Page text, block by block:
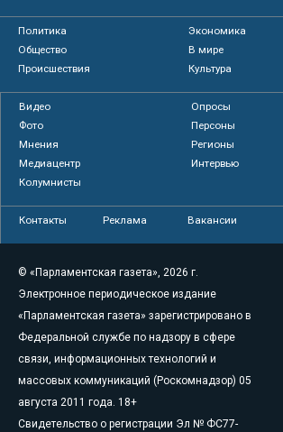
Политика
Экономика
Общество
В мире
Происшествия
Культура
Видео
Опросы
Фото
Персоны
Мнения
Регионы
Медиацентр
Интервью
Колумнисты
Контакты Реклама Вакансии
© «Парламентская газета», 2026 г.
Электронное периодическое издание
«Парламентская газета» зарегистрировано в
Федеральной службе по надзору в сфере
связи, информационных технологий и
массовых коммуникаций (Роскомнадзор) 05
августа 2011 года. 18+
Свидетельство о регистрации Эл № ФС77-